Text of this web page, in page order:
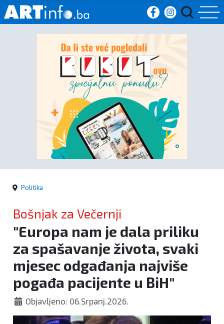
Početna
Kultura
kronika
Politika
Zanimljivosti
Politika
Bošnjak za Večernji
"Europa nam je dala priliku
za spašavanje života, svaki
mjesec odgađanja najviše
pogađa pacijente u BiH"
Objavljeno: 06.Srpanj.2026.